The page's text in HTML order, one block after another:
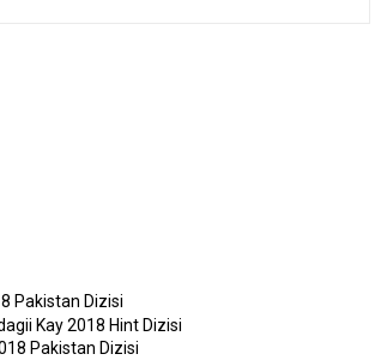
Pakistan Dizisi
Kay 2018 Hint Dizisi
Pakistan Dizisi